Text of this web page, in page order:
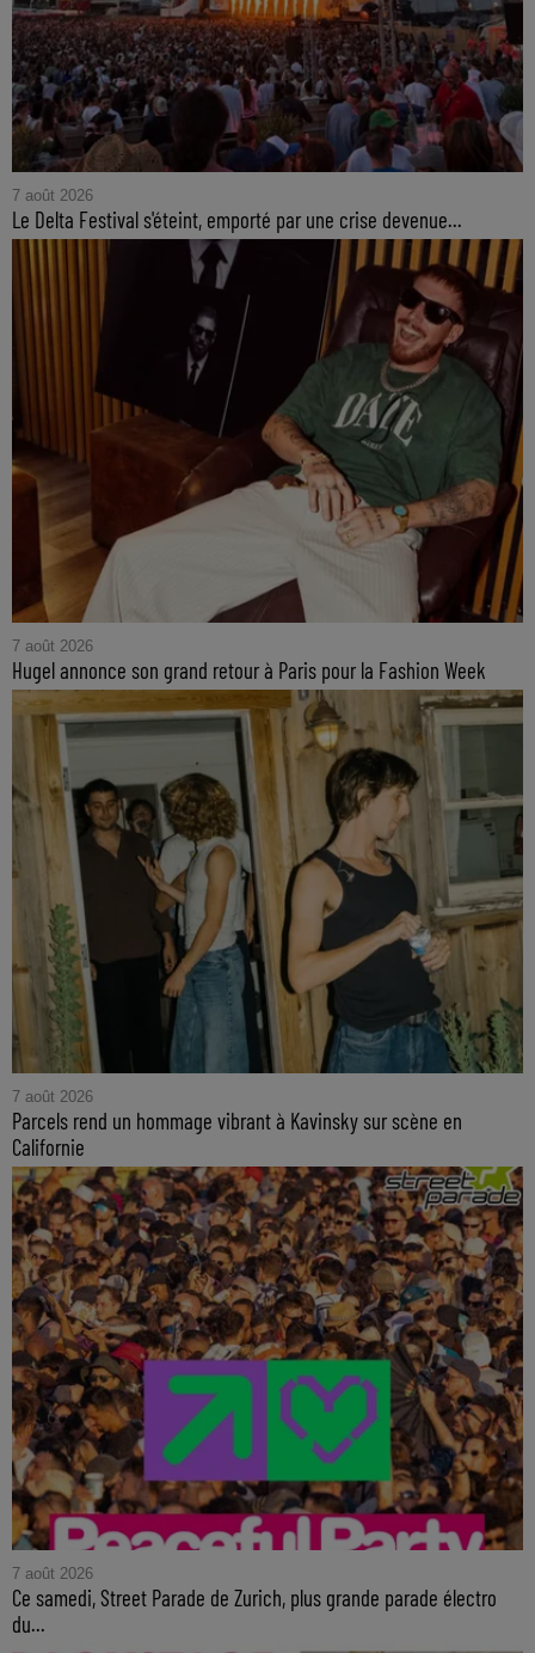
7 août 2026
Le Delta Festival s'éteint, emporté par une crise devenue...
7 août 2026
Hugel annonce son grand retour à Paris pour la Fashion Week
7 août 2026
Parcels rend un hommage vibrant à Kavinsky sur scène en
Californie
7 août 2026
Ce samedi, Street Parade de Zurich, plus grande parade électro
du...